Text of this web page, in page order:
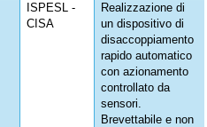
ISPESL -
CISA
Realizzazione di
un dispositivo di
disaccoppiamento
rapido automatico
con azionamento
controllato da
sensori.
Brevettabile e non